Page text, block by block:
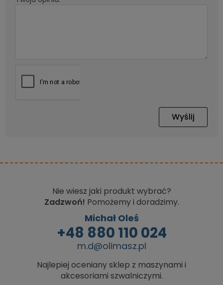
Wyślij
Nie wiesz jaki produkt wybrać?
Zadzwoń! Pomożemy i doradzimy.
Michał Oleś
+48 880 110 024
m.d@olimasz.pl
Najlepiej oceniany sklep z maszynami i
akcesoriami szwalniczymi.